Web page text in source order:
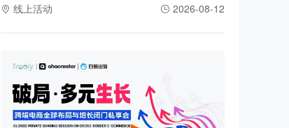
线上活动
2026-08-12